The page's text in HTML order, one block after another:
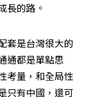
長的路。
套是台灣很大的
通都是單點思
考量，和全局性
只有中國，還可